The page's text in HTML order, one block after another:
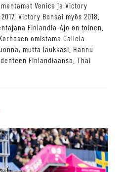
Venice ja Victory
Victory Bonsai myös 2018.
Finlandia-Ajo on toinen.
omistama Callela
mutta laukkasi. Hannu
Finlandiaansa. Thai